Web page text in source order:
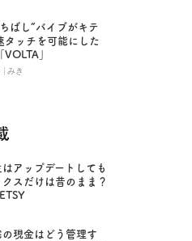
ばし”バイブがキテ
タッチを可能にした
」
| みき
はアップデートしても
クスだけは昔のまま？
の現金はどう管理す